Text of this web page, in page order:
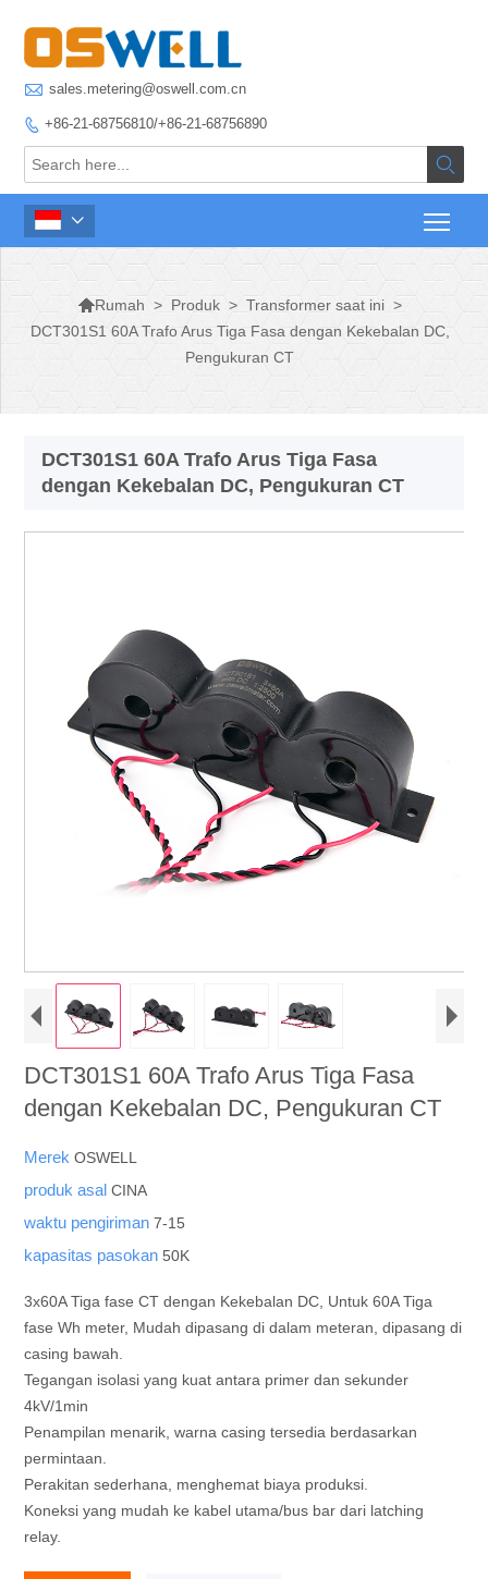
 sales.metering@oswell.com.cn
 +86-21-68756810/+86-21-68756890


Rumah > Produk > Transformer saat ini >
DCT301S1 60A Trafo Arus Tiga Fasa dengan Kekebalan DC,
Pengukuran CT
DCT301S1 60A Trafo Arus Tiga Fasa
dengan Kekebalan DC, Pengukuran CT
DCT301S1 60A Trafo Arus Tiga Fasa
dengan Kekebalan DC, Pengukuran CT
MerekOSWELL
produk asalCINA
waktu pengiriman7-15
kapasitas pasokan50K
3x60A Tiga fase CT dengan Kekebalan DC, Untuk 60A Tiga
fase Wh meter, Mudah dipasang di dalam meteran, dipasang di
casing bawah.
Tegangan isolasi yang kuat antara primer dan sekunder
4kV/1min
Penampilan menarik, warna casing tersedia berdasarkan
permintaan.
Perakitan sederhana, menghemat biaya produksi.
Koneksi yang mudah ke kabel utama/bus bar dari latching
relay.